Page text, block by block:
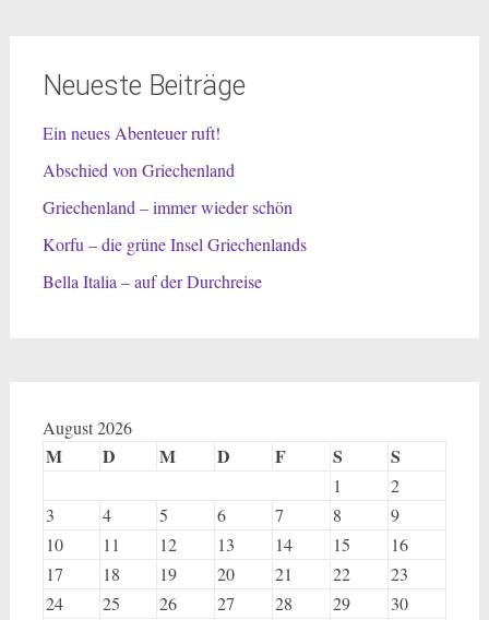
Neueste Beiträge
Ein neues Abenteuer ruft!
Abschied von Griechenland
Griechenland – immer wieder schön
Korfu – die grüne Insel Griechenlands
Bella Italia – auf der Durchreise
August 2026
M D M D F S S
1
2
3
4 5 6 7 8
9
10
11 12 13 14 15
16
17
18 19 20 21 22
23
24
25 26 27 28 29
30